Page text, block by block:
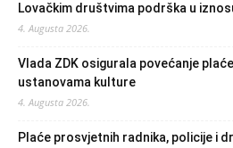
Lovačkim društvima podrška u
4. Augusta 2026.
Vlada ZDK osigurala povećanje
ustanovama kulture
4. Augusta 2026.
Plaće prosvjetnih radnika, policije i